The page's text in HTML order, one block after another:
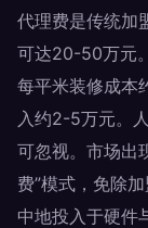
代理费是传统加
可达20-50万元
每平米装修成本
入约2-5万元。
可忽视。市场出
费”模式，免除
中地投入于硬件